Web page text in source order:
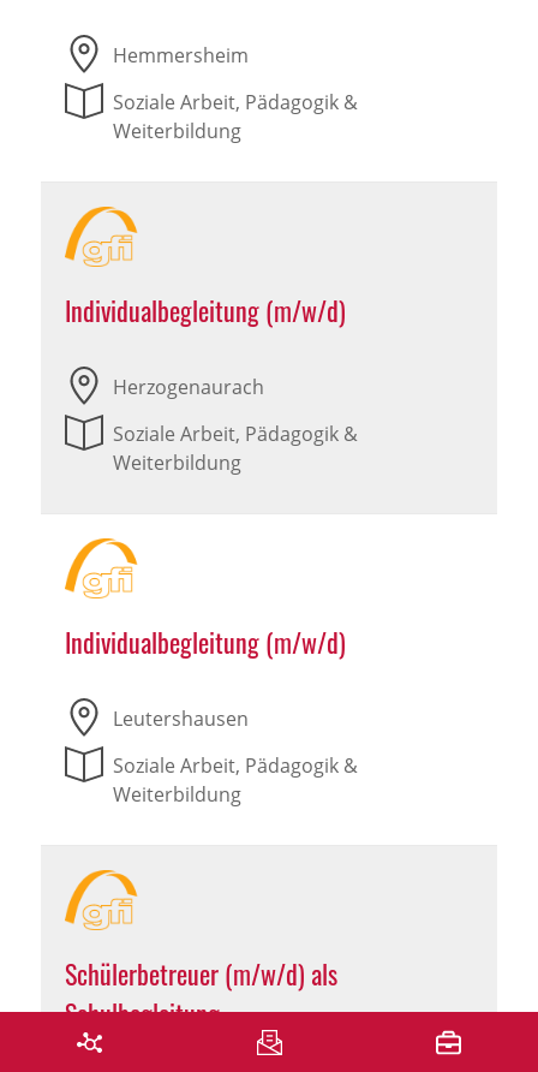
Hemmersheim
Soziale Arbeit, Pädagogik &
Weiterbildung
Individualbegleitung (m/w/d)
Herzogenaurach
Soziale Arbeit, Pädagogik &
Weiterbildung
Individualbegleitung (m/w/d)
Leutershausen
Soziale Arbeit, Pädagogik &
Weiterbildung
Schülerbetreuer (m/w/d) als
Schulbegleitung